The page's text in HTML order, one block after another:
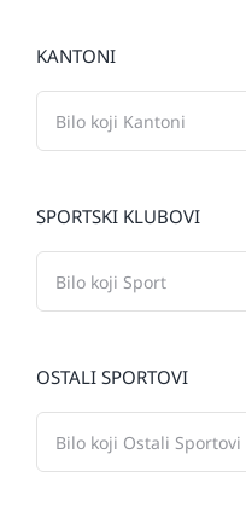
KANTONI
SPORTSKI KLUBOVI
OSTALI SPORTOVI